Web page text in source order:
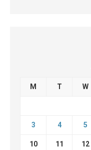
M T W
3 4 5
10 11 12